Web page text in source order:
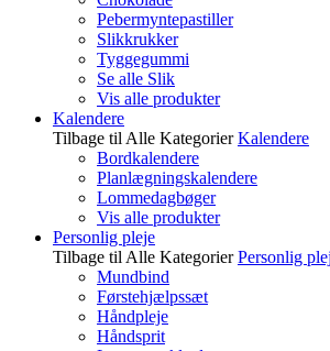
Pebermyntepastiller
Slikkrukker
Tyggegummi
Se alle Slik
Vis alle produkter
Kalendere
Tilbage til Alle Kategorier Kalendere
Bordkalendere
Planlægningskalendere
Lommedagbøger
Vis alle produkter
Personlig pleje
Tilbage til Alle Kategorier Personlig
Mundbind
Førstehjælpssæt
Håndpleje
Håndsprit